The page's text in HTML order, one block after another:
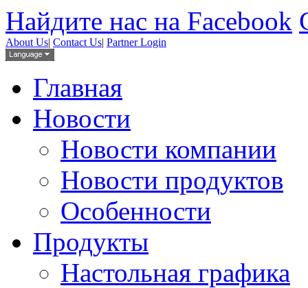
Найдите нас на Facebook
About Us| Contact Us| Partner Login
Главная
Новости
Новости компании
Новости продуктов
Особенности
Продукты
Настольная графика